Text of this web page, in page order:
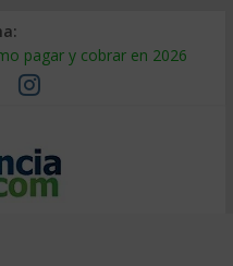
pagar y cobrar en 2026
qué sale tan caro
auditarla a tiempo
suministro: qué hacer
segmentarlo y venderle